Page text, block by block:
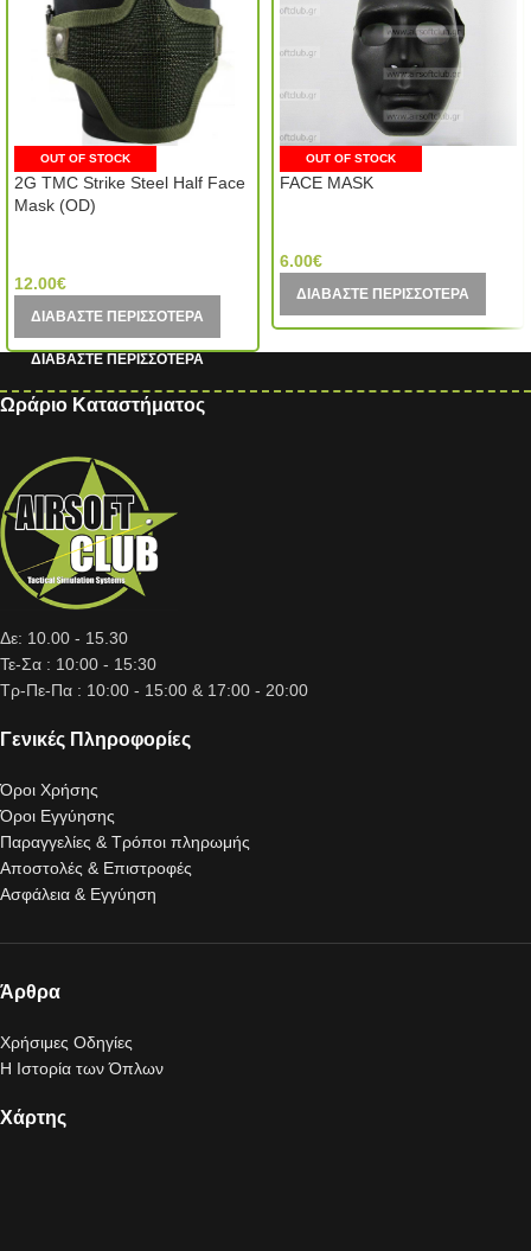
OUT OF STOCK
2G TMC Strike Steel Half Face
Mask (OD)
12.00€
ΔΙΑΒΆΣΤΕ ΠΕΡΙΣΣΌΤΕΡΑ
OUT OF STOCK
FACE MASK
6.00€
ΔΙΑΒΆΣΤΕ ΠΕΡΙΣΣΌΤΕΡΑ
Ωράριο Καταστήματος
Δε: 10.00 - 15.30
Τε-Σα : 10:00 - 15:30
Τρ-Πε-Πα : 10:00 - 15:00 & 17:00 - 20:00
Γενικές Πληροφορίες
Όροι Χρήσης
Όροι Εγγύησης
Παραγγελίες & Τρόποι πληρωμής
Αποστολές & Επιστροφές
Ασφάλεια & Εγγύηση
Άρθρα
Χρήσιμες Οδηγίες
Η Ιστορία των Όπλων
Χάρτης